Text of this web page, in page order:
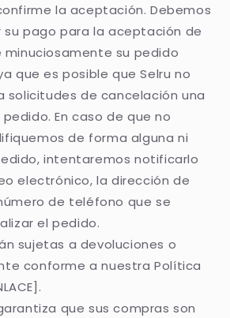
la aceptación. Debemos
su pago para la aceptación de
minuciosamente su pedido
que es posible que Selru no
solicitudes de cancelación una
En caso de que no
de forma alguna ni
intentaremos notificarlo
electrónico, la dirección de
de teléfono que se
el pedido.
sujetas a devoluciones o
conforme a nuestra Política
que sus compras son